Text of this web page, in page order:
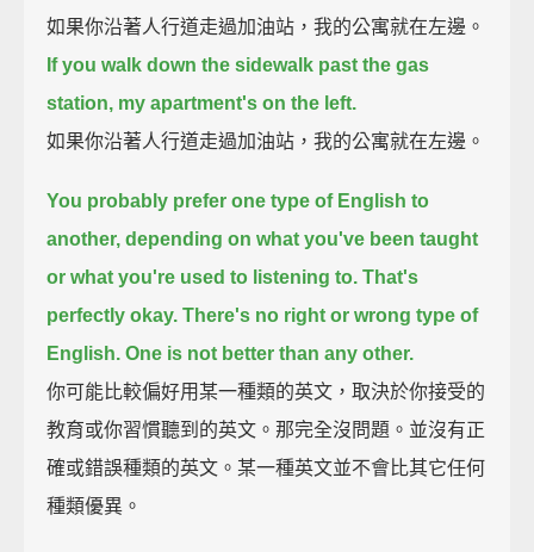
如果你沿著人行道走過加油站，我的公寓就在左邊。
If you walk down the sidewalk past the gas
station, my apartment's on the left.
如果你沿著人行道走過加油站，我的公寓就在左邊。
You probably prefer one type of English to
another, depending on what you've been taught
or what you're used to listening to. That's
perfectly okay. There's no right or wrong type of
English. One is not better than any other.
你可能比較偏好用某一種類的英文，取決於你接受的
教育或你習慣聽到的英文。那完全沒問題。並沒有正
確或錯誤種類的英文。某一種英文並不會比其它任何
種類優異。